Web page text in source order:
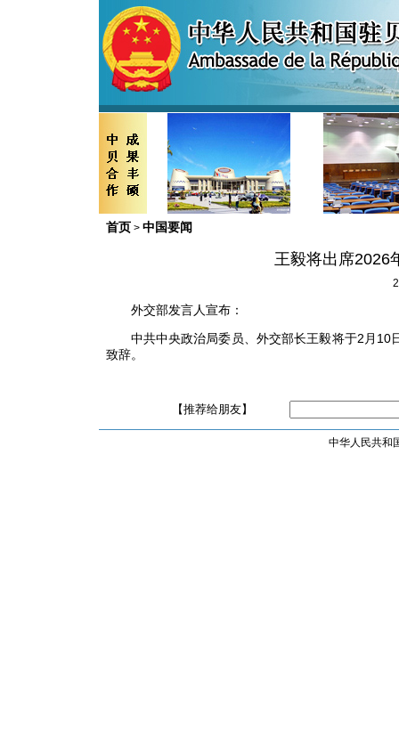
首页 > 中国要闻
王毅将出席2026
外交部发言人宣布：
中共中央政治局委员、外交部长王毅将于2月
致辞。
【推荐给朋友】
中华人民共和